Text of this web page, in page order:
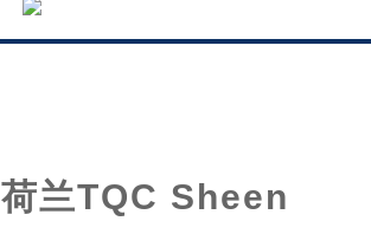
荷兰TQC Sheen